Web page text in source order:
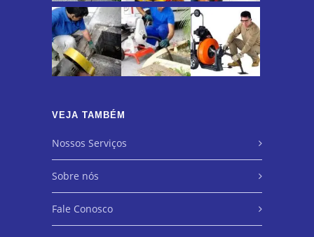
VEJA TAMBÉM
Nossos Serviços
Sobre nós
Fale Conosco